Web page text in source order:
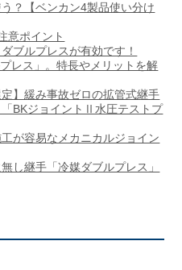
？【ベンカン4製品使い分け
意ポイント
ブルプレスが有効です！
レス」。特長やメリットを解
】緩み事故ゼロの拡管式継手
BKジョイントⅡ水圧テストプ
が容易なメカニカルジョイン
し継手「冷媒ダブルプレス」